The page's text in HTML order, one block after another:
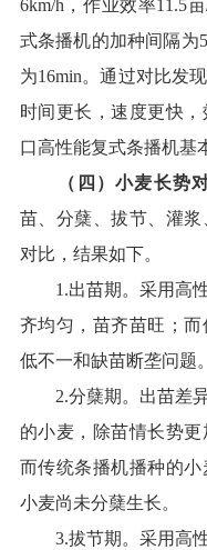
6km/h ，作业效率11.5亩
式条播机的加种间隔为
为16min。通过对比发
时间更长 ，速度更快
口高性能复式条播机基
（ 四 ）小麦长势
苗、分蘖、拔节 、灌
对比 ，结果如下。
1 .出苗期 。 采用高
齐均匀，苗齐苗旺；
低不一和缺苗断垄问题。
2.分蘖期 。 出苗差
的小麦，除苗情长势
而传统条播机播种的
小麦尚未分蘖生长。
3.拔节期 。 采用高